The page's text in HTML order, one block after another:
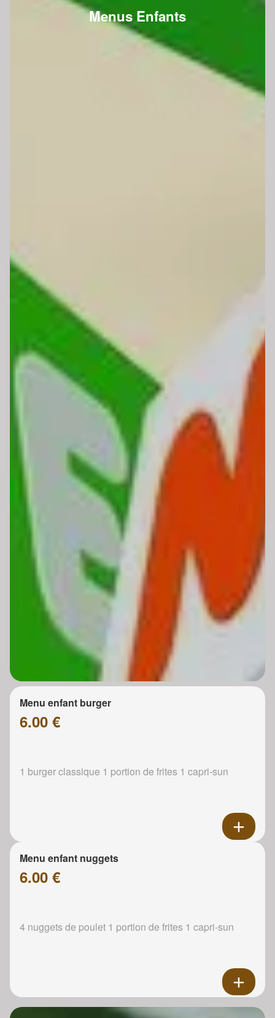
Menus Enfants
Menu enfant burger
6.00 €
1 burger classique 1 portion de frites 1 capri-sun
Menu enfant nuggets
6.00 €
4 nuggets de poulet 1 portion de frites 1 capri-sun